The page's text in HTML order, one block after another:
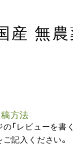
産 無
方法
「レビューを書
記入ください。